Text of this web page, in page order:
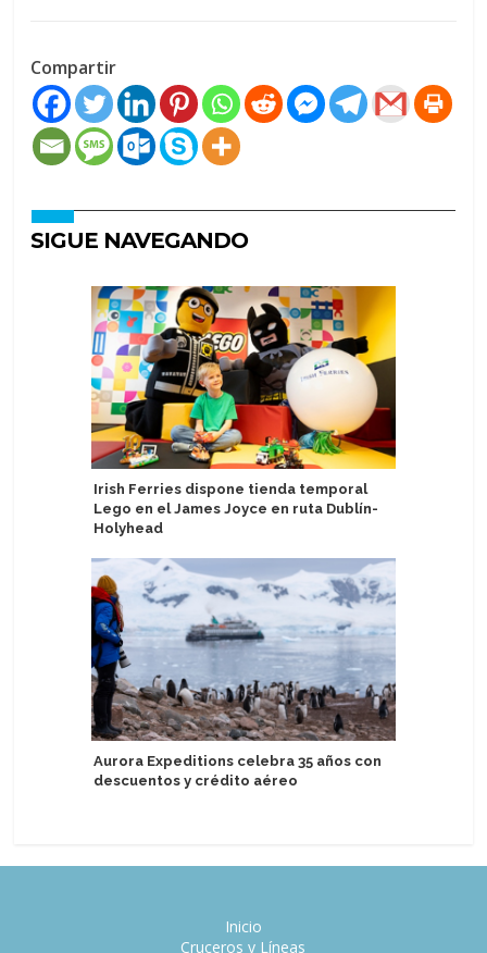
Compartir
SIGUE NAVEGANDO
Irish Ferries dispone tienda temporal
Lego en el James Joyce en ruta Dublín-
Holyhead
Aurora Expeditions celebra 35 años con
descuentos y crédito aéreo
Inicio
Cruceros y Líneas